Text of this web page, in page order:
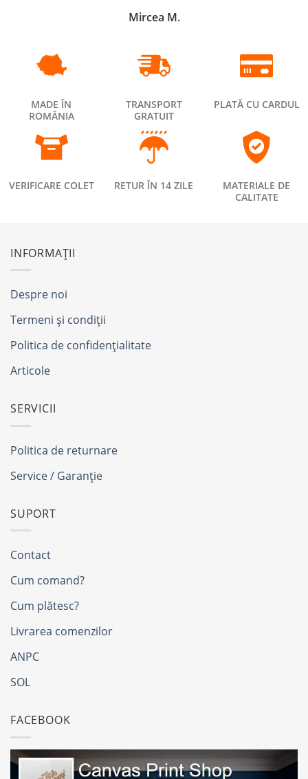
Mircea M.
MADE ÎN
ROMÂNIA
TRANSPORT
GRATUIT
PLATĂ CU CARDUL
VERIFICARE COLET RETUR ÎN 14 ZILE
MATERIALE DE
CALITATE
INFORMAȚII
Despre noi
Termeni și condiții
Politica de confidențialitate
Articole
SERVICII
Politica de returnare
Service / Garanție
SUPORT
Contact
Cum comand?
Cum plătesc?
Livrarea comenzilor
ANPC
SOL
FACEBOOK